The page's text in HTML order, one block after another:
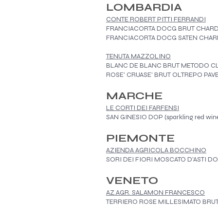
LOMBARDIA
CONTE ROBERT PITTI FERRANDI
FRANCIACORTA DOCG BRUT
FRANCIACORTA DOCG SATEN
TENUTA MAZZOLINO
​BLANC DE BLANC BRUT METODO
ROSE' CRUASE' BRUT OLTREPO
MARCHE
LE CORTI DEI FARFENSI
SAN GINESIO DOP (sparkling red
PIEMONTE
AZIENDA AGRICOLA BOCCHINO
SORI DEI FIORI MOSCATO D'ASTI
VENETO
AZ.AGR. SALAMON FRANCESCO
TERRIERO ROSE MILLESIMATO